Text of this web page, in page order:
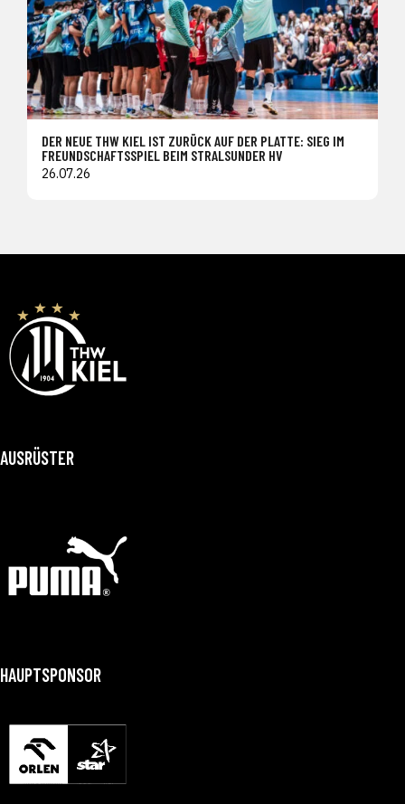
DER NEUE THW KIEL IST ZURÜCK AUF DER PLATTE: SIEG IM
FREUNDSCHAFTSSPIEL BEIM STRALSUNDER HV
26.07.26
AUSRÜSTER
HAUPTSPONSOR